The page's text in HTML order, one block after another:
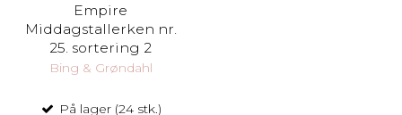
Empire
Middagstallerken nr.
25. sortering 2
Bing & Grøndahl
På lager (24 stk.)